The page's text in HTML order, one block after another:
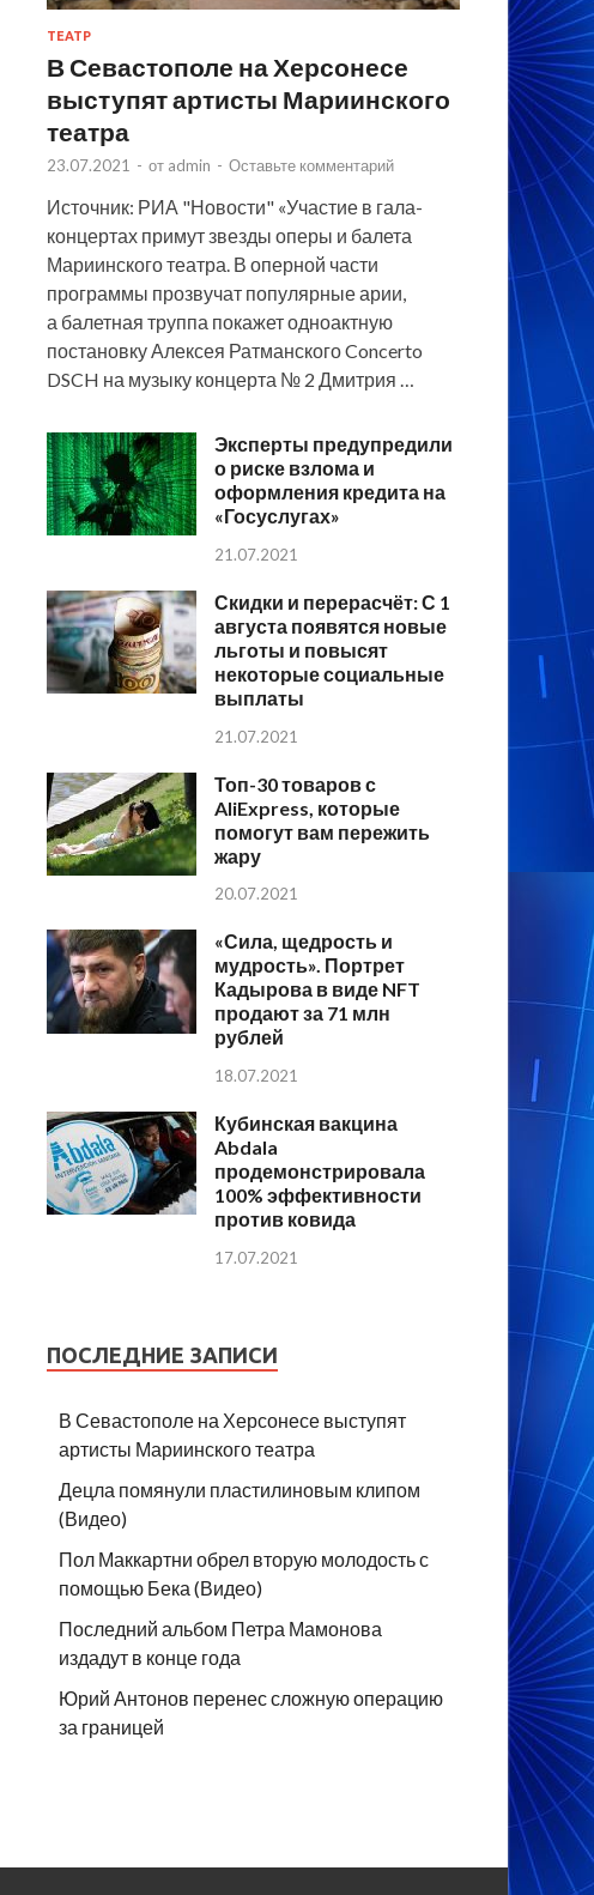
ТЕАТР
В Севастополе на Херсонесе
выступят артисты Мариинского
театра
23.07.2021 - от admin - Оставьте комментарий
Источник: РИА "Новости" «Участие в гала-
концертах примут звезды оперы и балета
Мариинского театра. В оперной части
программы прозвучат популярные арии,
а балетная труппа покажет одноактную
постановку Алексея Ратманского Concerto
DSCH на музыку концерта № 2 Дмитрия …
Эксперты предупредили
о риске взлома и
оформления кредита на
«Госуслугах»
21.07.2021
Скидки и перерасчёт: С 1
августа появятся новые
льготы и повысят
некоторые социальные
выплаты
21.07.2021
Топ-30 товаров с
AliExpress, которые
помогут вам пережить
жару
20.07.2021
«Сила, щедрость и
мудрость». Портрет
Кадырова в виде NFT
продают за 71 млн
рублей
18.07.2021
Кубинская вакцина
Abdala
продемонстрировала
100% эффективности
против ковида
17.07.2021
ПОСЛЕДНИЕ ЗАПИСИ
В Севастополе на Херсонесе выступят
артисты Мариинского театра
Децла помянули пластилиновым клипом
(Видео)
Пол Маккартни обрел вторую молодость с
помощью Бека (Видео)
Последний альбом Петра Мамонова
издадут в конце года
Юрий Антонов перенес сложную операцию
за границей